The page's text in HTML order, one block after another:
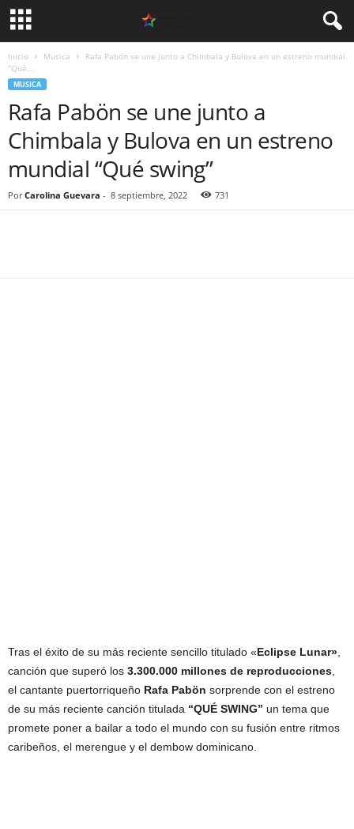
Inicio Musica
Rafa Pabön se une junto a Chimbala y Bulova en un estreno mundial
“Qué...
MUSICA
Rafa Pabön se une junto a
Chimbala y Bulova en un estreno
mundial “Qué swing”
Por Carolina Guevara - 8 septiembre, 2022 731
Tras el éxito de su más reciente sencillo titulado «Eclipse Lunar»,
canción que superó los 3.300.000 millones de reproducciones,
el cantante puertorriqueño Rafa Pabön sorprende con el estreno
de su más reciente canción titulada “QUÉ SWING” un tema que
promete poner a bailar a todo el mundo con su fusión entre ritmos
caribeños, el merengue y el dembow dominicano.